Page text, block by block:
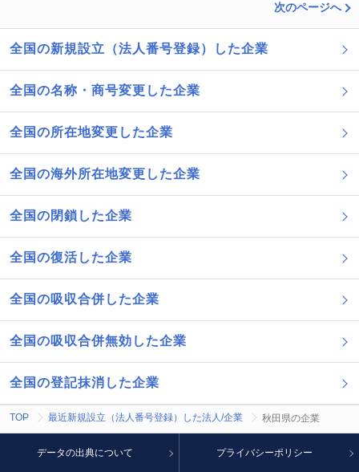
次のページへ
全国の新規設立（法人番号登録）した企業
全国の名称・商号変更した企業
全国の所在地変更した企業
全国の海外所在地変更した企業
全国の閉鎖した企業
全国の復活した企業
全国の吸収合併した企業
全国の吸収合併無効した企業
全国の登記抹消した企業
TOP 最近新規設立（法人番号登録）した法人/企業 秋田県の企業
データの出典について プライバシーポリシー